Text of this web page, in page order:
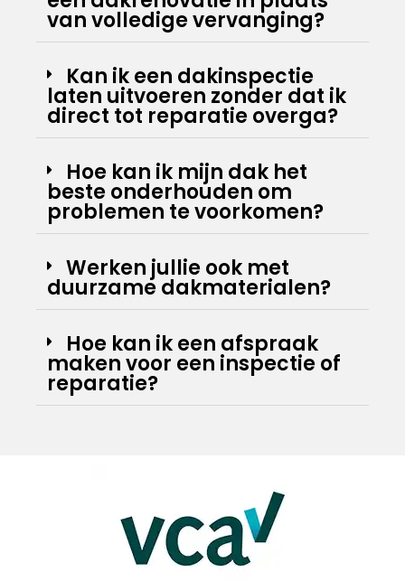
van volledige vervanging?
Kan ik een dakinspectie
laten uitvoeren zonder dat ik
direct tot reparatie overga?
Hoe kan ik mijn dak het
beste onderhouden om
problemen te voorkomen?
Werken jullie ook met
duurzame dakmaterialen?
Hoe kan ik een afspraak
maken voor een inspectie of
reparatie?